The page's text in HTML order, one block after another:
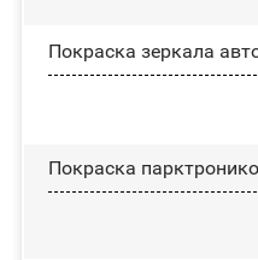
Покраска зеркала
Покраска